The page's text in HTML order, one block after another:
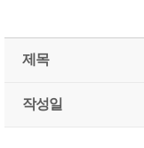
제목
작성일